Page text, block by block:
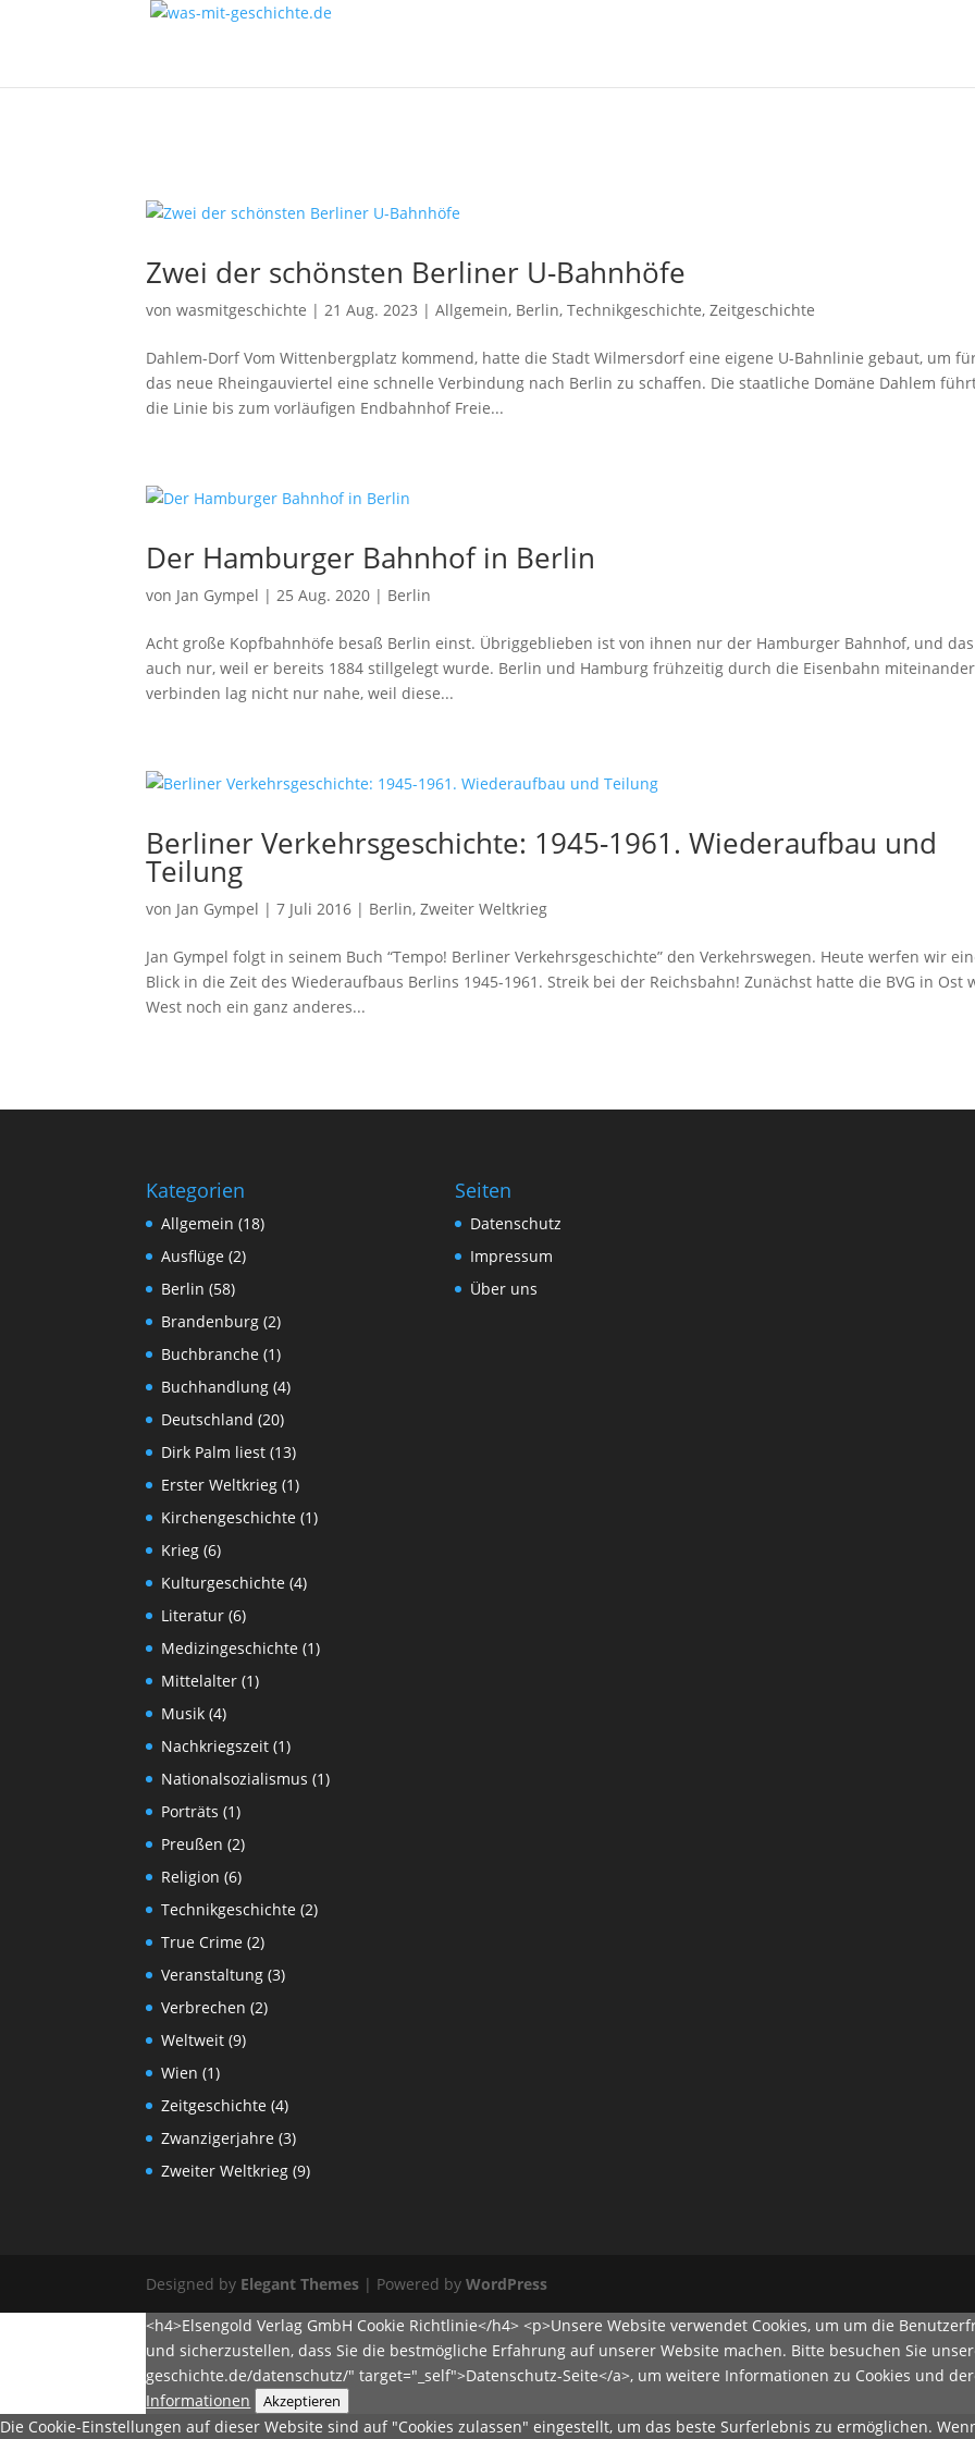
Zwei der schönsten Berliner U-Bahnhöfe
vonwasmitgeschichte |21 Aug. 2023 |Allgemein, Berlin,Technikgeschichte,Zeitgeschichte
Dahlem-Dorf Vom Wittenbergplatz kommend, hatte die Stadt Wilmersdorf eine eigene U-Bahnlinie gebaut, um
das neue Rheingauviertel eine schnelle Verbindung nach Berlin zu schaffen. Die staatliche Domäne Dahlem
die Linie bis zum vorläufigen Endbahnhof Freie...
Der Hamburger Bahnhof in Berlin
von Jan Gympel |25 Aug. 2020 | Berlin
Acht große Kopfbahnhöfe besaß Berlin einst. Übriggeblieben ist von ihnen nur der Hamburger Bahnhof, und das
auch nur, weil er bereits 1884 stillgelegt wurde. Berlin und Hamburg frühzeitig durch die Eisenbahn
verbinden lag nicht nur nahe, weil diese...
Berliner Verkehrsgeschichte: 1945-1961. Wiederaufbau und
Teilung
von Jan Gympel |7 Juli 2016 | Berlin,Zweiter Weltkrieg
Jan Gympel folgt in seinem Buch “Tempo! Berliner Verkehrsgeschichte” den Verkehrswegen. Heute werfen wir
Blick in die Zeit des Wiederaufbaus Berlins 1945-1961. Streik bei der Reichsbahn! Zunächst hatte die BVG in Ost
West noch ein ganz anderes...
Kategorien
Allgemein (18)
Ausflüge (2)
Berlin (58)
Brandenburg (2)
Buchbranche (1)
Buchhandlung (4)
Deutschland (20)
Dirk Palm liest (13)
Erster Weltkrieg (1)
Kirchengeschichte (1)
Krieg (6)
Kulturgeschichte (4)
Literatur (6)
Medizingeschichte (1)
Mittelalter (1)
Musik (4)
Nachkriegszeit (1)
Nationalsozialismus (1)
Porträts (1)
Preußen (2)
Religion (6)
Technikgeschichte (2)
True Crime (2)
Veranstaltung (3)
Verbrechen (2)
Weltweit (9)
Wien (1)
Zeitgeschichte (4)
Zwanzigerjahre (3)
Zweiter Weltkrieg (9)
Seiten
Datenschutz
Impressum
Über uns
Designed by Elegant Themes | Powered byWordPress
<h4>Elsengold Verlag GmbH Cookie Richtlinie</h4> <p>Unsere Website verwendet Cookies, um um die
und sicherzustellen, dass Sie die bestmögliche Erfahrung auf unserer Website machen. Bitte besuchen Sie
geschichte.de/datenschutz/" target="_self">Datenschutz-Seite</a>, um weitere Informationen zu Cookies und
Informationen
Akzeptieren
Die Cookie-Einstellungen auf dieser Website sind auf "Cookies zulassen" eingestellt, um das beste Surferlebnis zu ermöglichen.